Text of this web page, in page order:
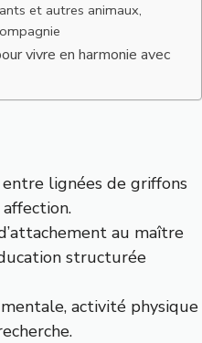
et autres animaux,
vivre en harmonie avec
lignées de griffons
au maître
structurée
activité physique